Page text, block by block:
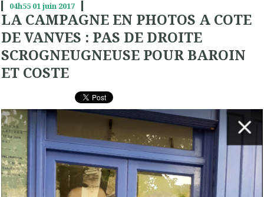
04h55 01juin 2017
LA CAMPAGNE EN PHOTOS A COTE
DE VANVES : PAS DE DROITE
SCROGNEUGNEUSE POUR BAROIN
ET COSTE